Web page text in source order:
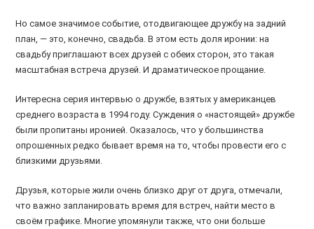
Но самое значимое событие, отодвигающее дружбу на задний
план, — это, конечно, свадьба. В этом есть доля иронии: на
свадьбу приглашают всех друзей с обеих сторон, это такая
масштабная встреча друзей. И драматическое прощание.
Интересна серия интервью о дружбе, взятых у американцев
среднего возраста в 1994 году. Суждения о «настоящей» дружбе
были пропитаны иронией. Оказалось, что у большинства
опрошенных редко бывает время на то, чтобы провести его с
близкими друзьями.
Друзья, которые жили очень близко друг от друга, отмечали,
что важно запланировать время для встреч, найти место в
своём графике. Многие упомянули также, что они больше